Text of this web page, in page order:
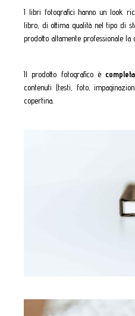
I libri fotografici hanno un look
libro, di ottima qualità nel tipo di
prodotto altamente professionale
Il prodotto fotografico è
contenuti (testi, foto,
copertina.